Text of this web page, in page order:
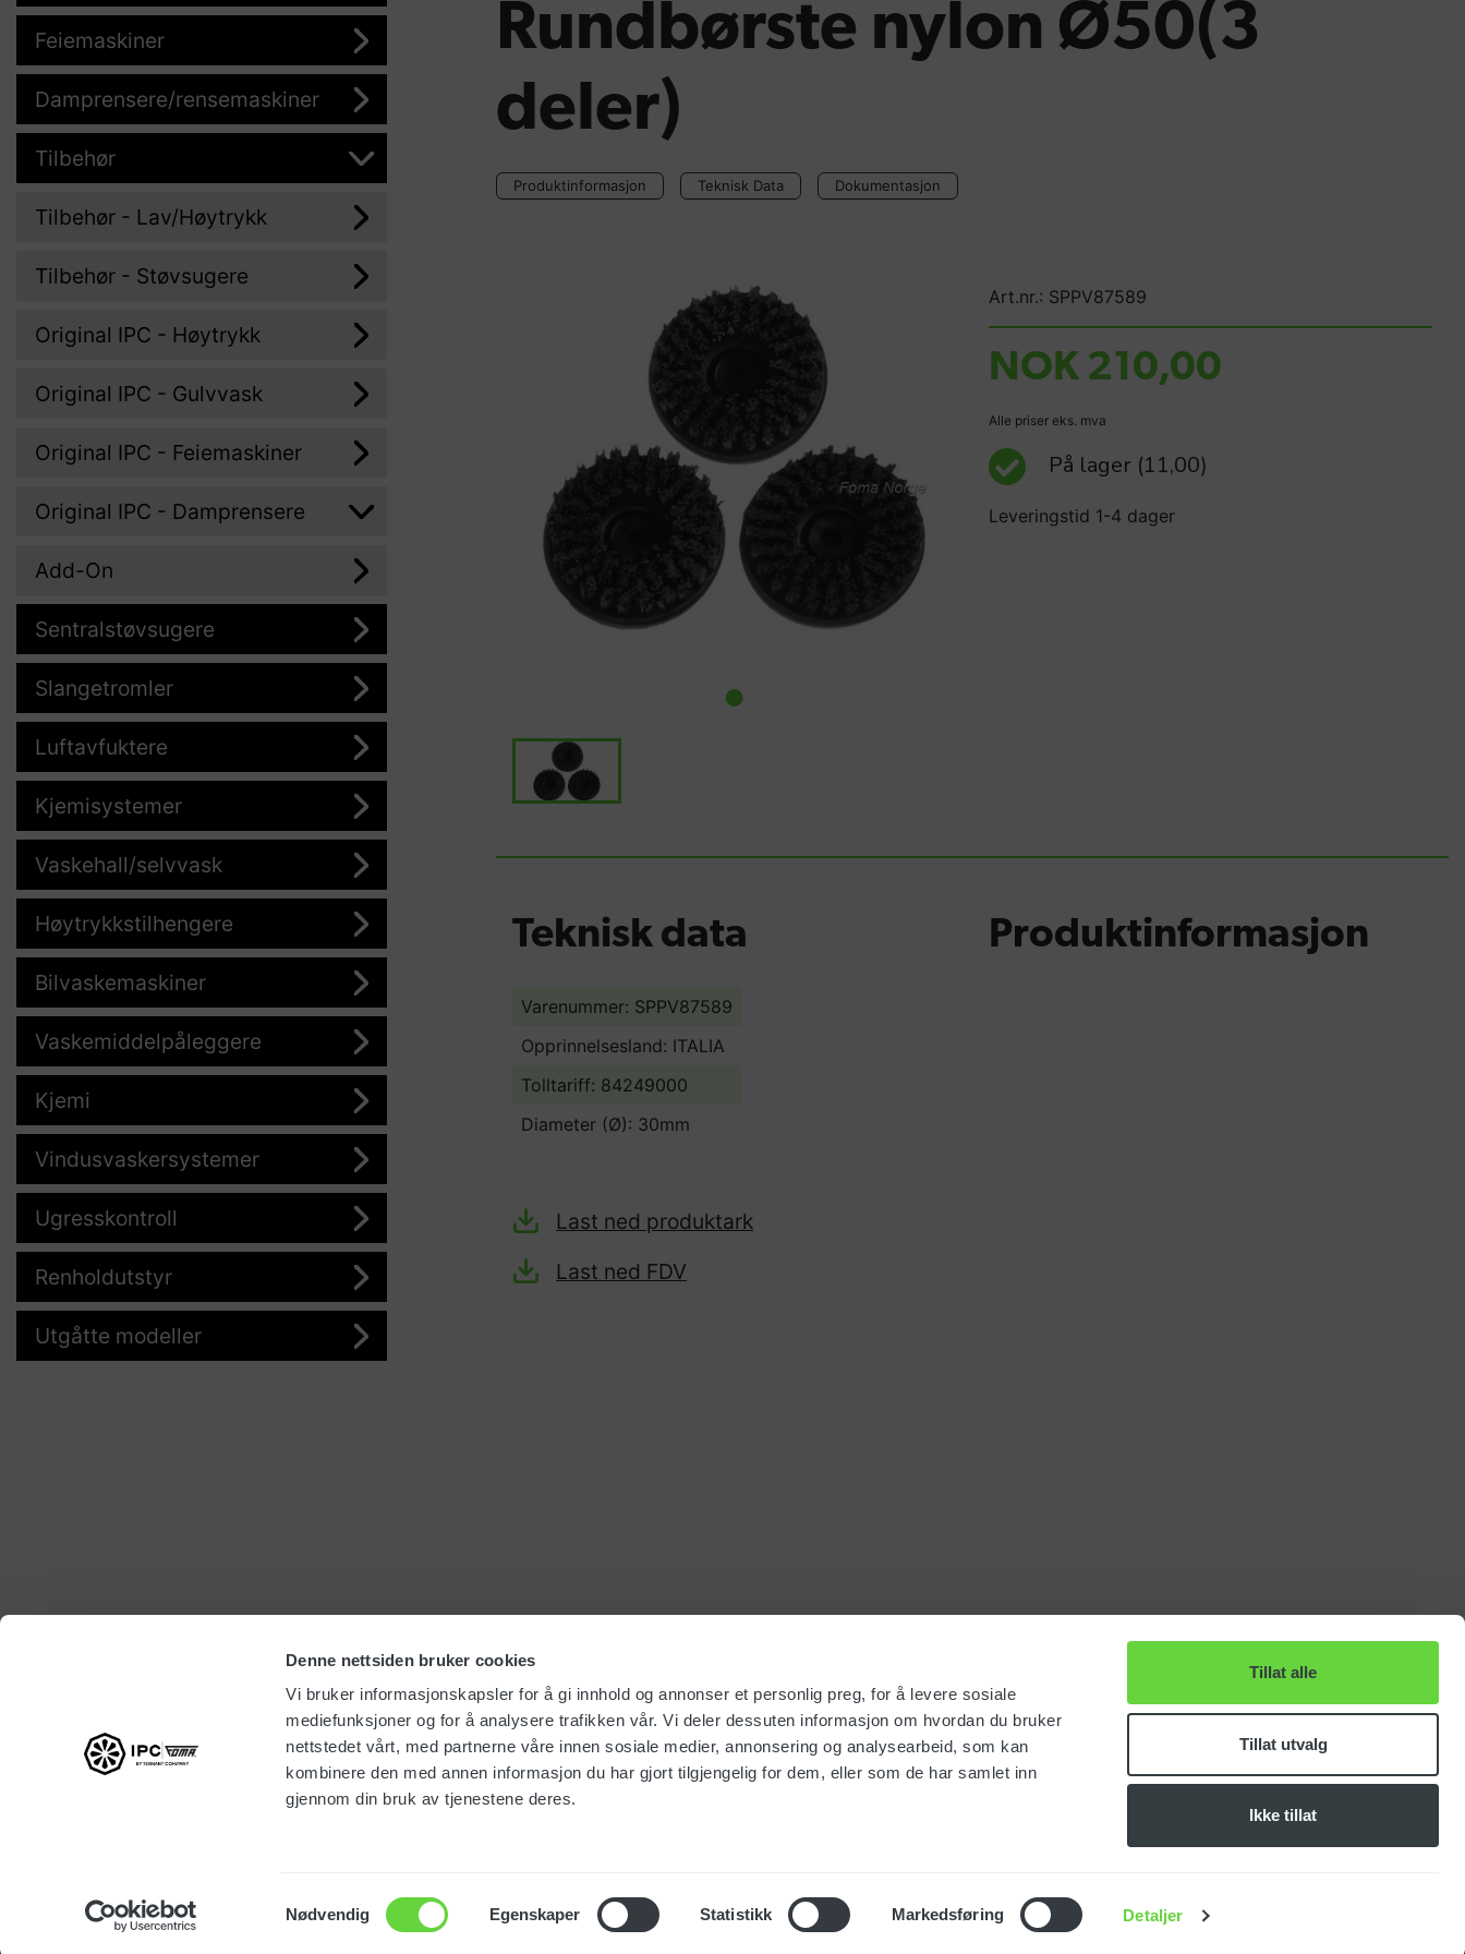
Denne nettsiden bruker cookies
Vi bruker informasjonskapsler for å gi innhold og annonser et personlig preg, for å levere sosiale
mediefunksjoner og for å analysere trafikken vår. Vi deler dessuten informasjon om hvordan du bruker
nettstedet vårt, med partnerne våre innen sosiale medier, annonsering og analysearbeid, som kan
kombinere den med annen informasjon du har gjort tilgjengelig for dem, eller som de har samlet inn
gjennom din bruk av tjenestene deres.
Samtykkevalg
Nødvendig Egenskaper Statistikk Markedsføring Detaljer
Tillat alle
Tillat utvalg
Ikke tillat
Feiemaskiner
Damprensere/rensemaskiner
Tilbehør
Tilbehør - Lav/Høytrykk
Tilbehør - Støvsugere
Original IPC - Høytrykk
Original IPC - Gulvvask
Original IPC - Feiemaskiner
Original IPC - Damprensere
Add-On
Sentralstøvsugere
Slangetromler
Luftavfuktere
Kjemisystemer
Vaskehall/selvvask
Høytrykkstilhengere
Bilvaskemaskiner
Vaskemiddelpåleggere
Kjemi
Vindusvaskersystemer
Ugresskontroll
Renholdutstyr
Utgåtte modeller
Rundbørste nylon Ø50(3
deler)
Produktinformasjon Teknisk Data Dokumentasjon
Art.nr.: SPPV87589
NOK 210,00
Alle priser eks. mva
På lager (11,00)
Leveringstid 1-4 dager
Teknisk data
Varenummer: SPPV87589
Opprinnelsesland: ITALIA
Tolltariff: 84249000
Diameter (Ø): 30mm
Last ned produktark
Last ned FDV
Produktinformasjon